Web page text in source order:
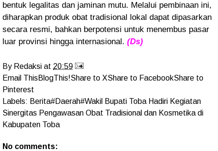
bentuk legalitas dan jaminan mutu. Melalui pembinaan ini,
diharapkan produk obat tradisional lokal dapat dipasarkan
secara resmi, bahkan berpotensi untuk menembus pasar
luar provinsi hingga internasional. (Ds)
By Redaksi at 20:59
Email This BlogThis!Share to XShare to FacebookShare to
Pinterest
Labels: Berita#Daerah#Wakil Bupati Toba Hadiri Kegiatan
Sinergitas Pengawasan Obat Tradisional dan Kosmetika di
Kabupaten Toba
No comments: